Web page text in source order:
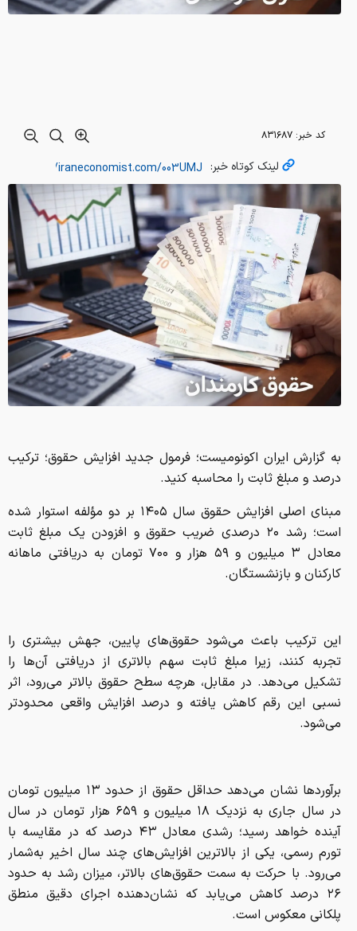
کد خبر: ۸۳۱۶۸۷
لینک کوتاه خبر:
به گزارش ایران اکونومیست؛ فرمول جدید افزایش حقوق؛ ترکیب
درصد و مبلغ ثابت را محاسبه کنید.
مبنای اصلی افزایش حقوق سال ۱۴۰۵ بر دو مؤلفه استوار شده
است؛ رشد ۲۰ درصدی ضریب حقوق و افزودن یک مبلغ ثابت
معادل ۳ میلیون و ۵۹ هزار و ۷۰۰ تومان به دریافتی ماهانه
کارکنان و بازنشستگان.
این ترکیب باعث می‌شود حقوق‌های پایین، جهش بیشتری را
تجربه کنند، زیرا مبلغ ثابت سهم بالاتری از دریافتی آن‌ها را
تشکیل می‌دهد. در مقابل، هرچه سطح حقوق بالاتر می‌رود، اثر
نسبی این رقم کاهش یافته و درصد افزایش واقعی محدودتر
می‌شود.
برآوردها نشان می‌دهد حداقل حقوق از حدود ۱۳ میلیون تومان
در سال جاری به نزدیک ۱۸ میلیون و ۶۵۹ هزار تومان در سال
آینده خواهد رسید؛ رشدی معادل ۴۳ درصد که در مقایسه با
تورم رسمی، یکی از بالاترین افزایش‌های چند سال اخیر به‌شمار
می‌رود. با حرکت به سمت حقوق‌های بالاتر، میزان رشد به حدود
۲۶ درصد کاهش می‌یابد که نشان‌دهنده اجرای دقیق منطق
پلکانی معکوس است.